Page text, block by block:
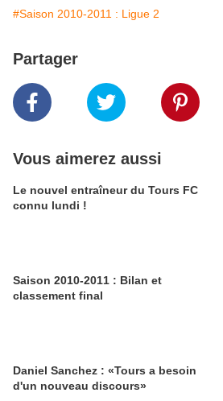
#Saison 2010-2011 : Ligue 2
Partager
Vous aimerez aussi
Le nouvel entraîneur du Tours FC
connu lundi !
Saison 2010-2011 : Bilan et
classement final
Daniel Sanchez : «Tours a besoin
d'un nouveau discours»